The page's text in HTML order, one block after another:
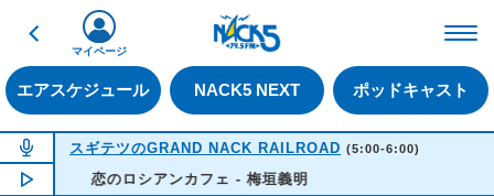
戻る
エアスケジュール NACK5 NEXT ポッドキャスト
マイページ
NOW ON AIR
スギテツのGRAND NACK RAILROAD (5:00-6:00)
NOW PLAYING05:42
恋のロシアンカフェ - 梅垣義明